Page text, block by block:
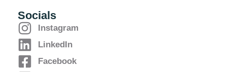
Socials
Instagram
LinkedIn
Facebook